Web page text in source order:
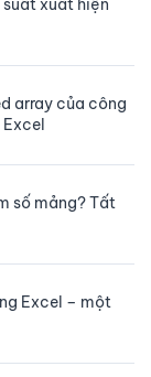
suất xuất hiện
array của công
số mảng? Tất
Excel – một